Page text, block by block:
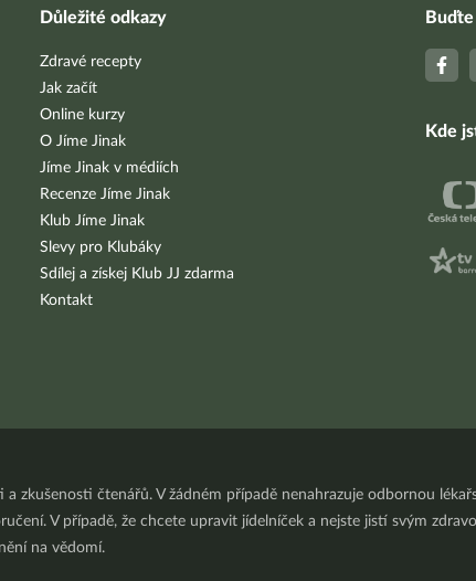
Důležité odkazy
Zdravé recepty
Jak začít
Online kurzy
O Jíme Jinak
Jíme Jinak v médiích
Recenze Jíme Jinak
Klub Jíme Jinak
Slevy pro Klubáky
Sdílej a získej Klub JJ zdarma
Kontakt
Kde
zkušenosti čtenářů. V žádném případě nenahrazuje odbornou
V případě, že chcete upravit jídelníček a nejste jistí svým
na vědomí.